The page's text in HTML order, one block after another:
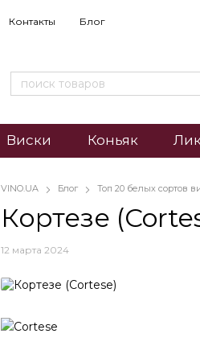
Контакты Блог
Виски Коньяк
VINO.UA Блог Топ 20 белых сортов
Кортезе
12 марта 2024